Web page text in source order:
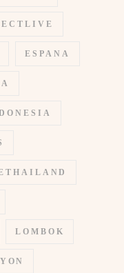
ESPANA
LOMBOK